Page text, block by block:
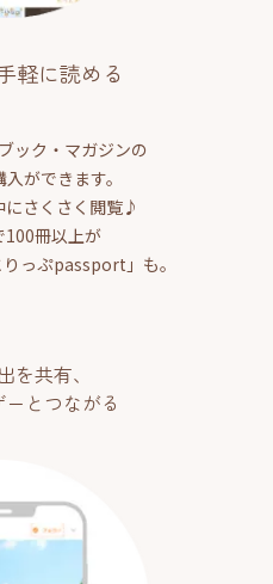
軽に読める
ック・マガジンの
ができます。
にさくさく閲覧♪
100冊以上が
っぷpassport」も。
を共有、
とつながる